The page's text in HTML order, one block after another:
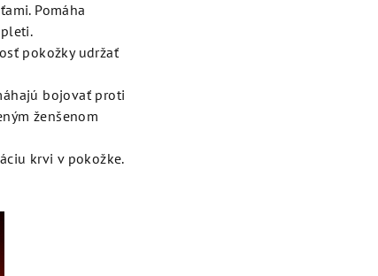
Pomáha
pokožky udržať
bojovať proti
ženšenom
krvi v pokožke.